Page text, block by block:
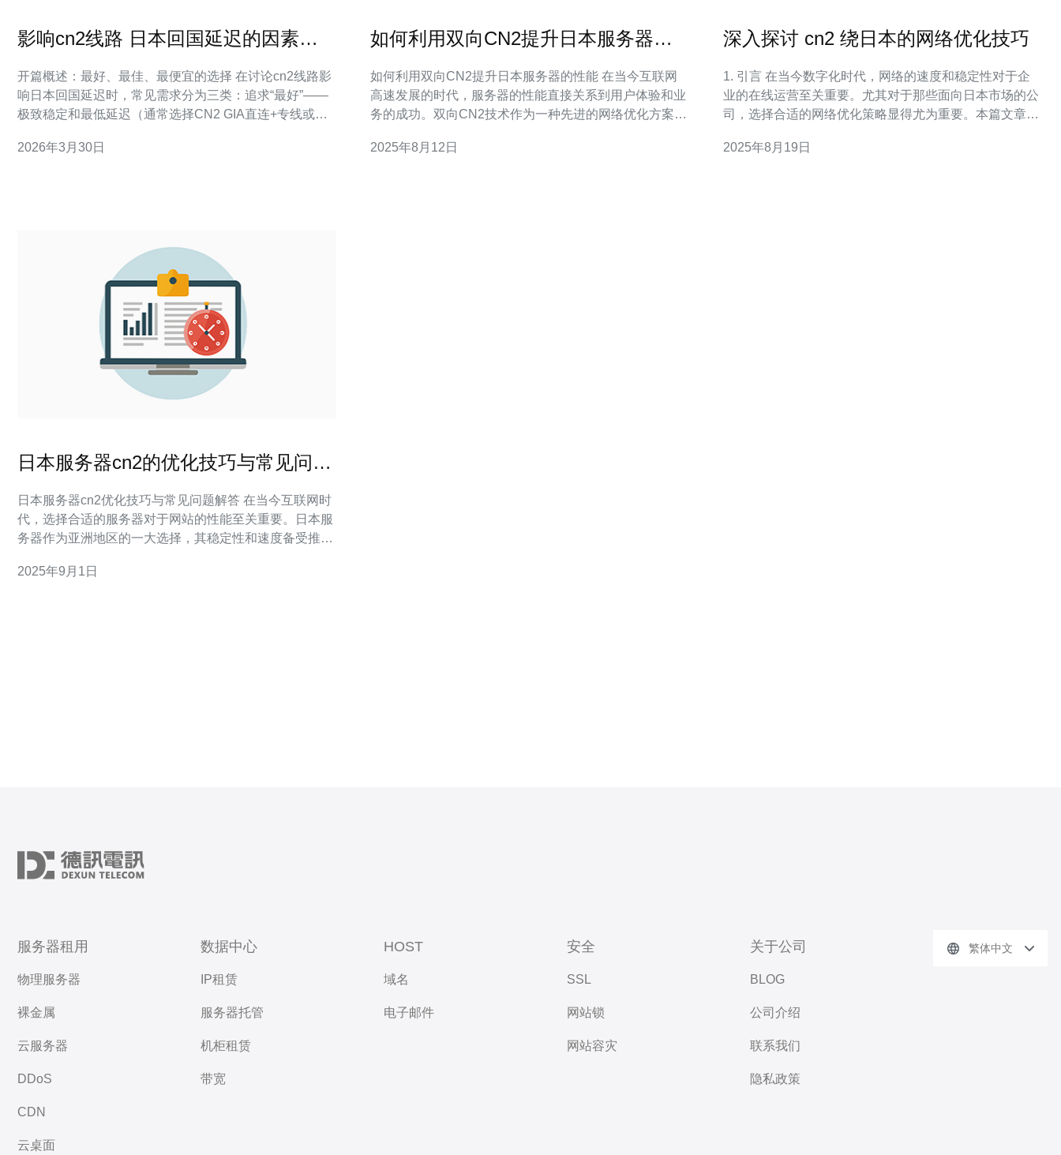
影响cn2线路 日本回国延迟的因素及
开篇概述：最好、最佳、最便宜的选择 在讨论cn2线路影
响日本回国延迟时，常见需求分为三类：追求“最好”——
极致稳定和最低延迟（通常选择CN2 GIA直连+专线或云
CN2 GT或优质互联+Anycast/CDN节点）；追求“最便宜”
2026年3月30日
如何利用双向CN2提升日本服务器的
如何利用双向CN2提升日本服务器的性能 在当今互联网
高速发展的时代，服务器的性能直接关系到用户体验和业
务的成功。双向CN2技术作为一种先进的网络优化方案，
何通过双向CN2来提升日本服务器的性能，助力您的网站
2025年8月12日
深入探讨 cn2 绕日本的网络优化技巧
1. 引言 在当今数字化时代，网络的速度和稳定性对于企
业的在线运营至关重要。尤其对于那些面向日本市场的公
司，选择合适的网络优化策略显得尤为重要。本篇文章将
访问速度和用户体验。 2. 什么是 CN2 网络 CN2（China
2025年8月19日
日本服务器cn2的优化技巧与常见问题
日本服务器cn2优化技巧与常见问题解答 在当今互联网时
代，选择合适的服务器对于网站的性能至关重要。日本服
务器作为亚洲地区的一大选择，其稳定性和速度备受推
度和用户体验。本文将分享一些关于日本服务器cn2的优
2025年9月1日
服务器租用
物理服务器
裸金属
云服务器
DDoS
CDN
云桌面
数据中心
IP租赁
服务器托管
机柜租赁
带宽
HOST
域名
电子邮件
安全
SSL
网站锁
网站容灾
关于公司
BLOG
公司介绍
联系我们
隐私政策
繁体中文